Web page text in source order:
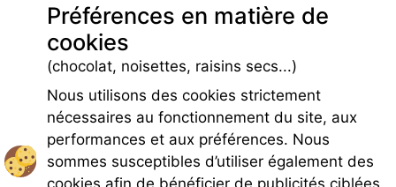
Préférences en matière de
cookies
(chocolat, noisettes, raisins secs...)
Nous utilisons des cookies strictement
nécessaires au fonctionnement du site, aux
performances et aux préférences. Nous
sommes susceptibles d’utiliser également des
cookies afin de bénéficier de publicités ciblées